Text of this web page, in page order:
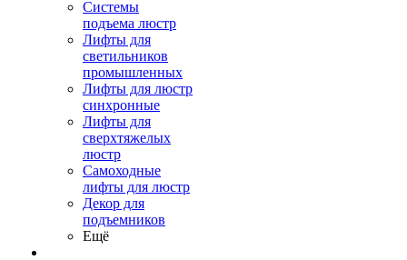
Системы
подъема люстр
Лифты для
светильников
промышленных
Лифты для люстр
синхронные
Лифты для
сверхтяжелых
люстр
Самоходные
лифты для люстр
Декор для
подъемников
Ещё